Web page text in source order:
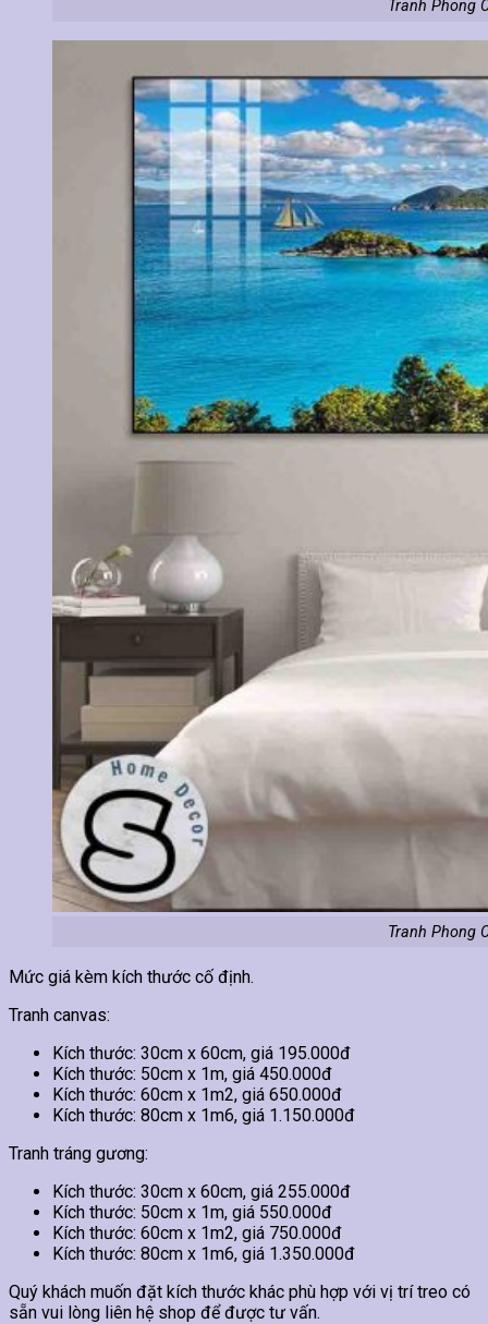
Tranh Phong
Tranh Phong
Mức giá kèm kích thước cố định.
Tranh canvas:
Kích thước: 30cm x 60cm, giá 195.000đ
Kích thước: 50cm x 1m, giá 450.000đ
Kích thước: 60cm x 1m2, giá 650.000đ
Kích thước: 80cm x 1m6, giá 1.150.000đ
Tranh tráng gương:
Kích thước: 30cm x 60cm, giá 255.000đ
Kích thước: 50cm x 1m, giá 550.000đ
Kích thước: 60cm x 1m2, giá 750.000đ
Kích thước: 80cm x 1m6, giá 1.350.000đ
Quý khách muốn đặt kích thước khác phù hợp với vị trí treo có
sẵn vui lòng liên hệ shop để được tư vấn.